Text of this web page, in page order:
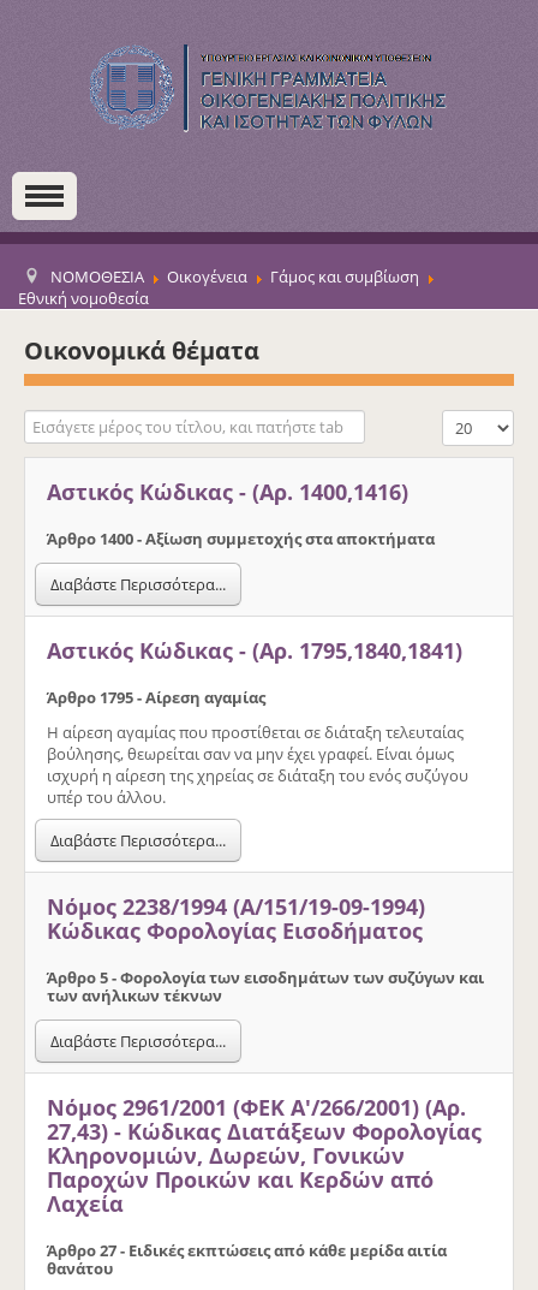
ΝΟΜΟΘΕΣΙΑ Οικογένεια
Γάμος και συμβίωση
Εθνική νομοθεσία
Οικονομικά θέματα
Εισάγετε μέρος του τίτλου, και πατήστε tab Εμφάνιση #
Αστικός Κώδικας - (Αρ. 1400,1416)
Άρθρο 1400 - Αξίωση συμμετοχής στα αποκτήματα
Διαβάστε Περισσότερα...
Αστικός Κώδικας - (Αρ. 1795,1840,1841)
Άρθρο 1795 - Αίρεση αγαμίας
Η αίρεση αγαμίας που προστίθεται σε διάταξη τελευταίας
βούλησης, θεωρείται σαν να μην έχει γραφεί. Είναι όμως
ισχυρή η αίρεση της χηρείας σε διάταξη του ενός συζύγου
υπέρ του άλλου.
Διαβάστε Περισσότερα...
Νόμος 2238/1994 (Α/151/19-09-1994)
Κώδικας Φορολογίας Εισοδήματος
Άρθρο 5 - Φορολογία των εισοδημάτων των συζύγων και
των ανήλικων τέκνων
Διαβάστε Περισσότερα...
Νόμος 2961/2001 (ΦΕΚ Α'/266/2001) (Αρ.
27,43) - Κώδικας Διατάξεων Φορολογίας
Κληρονομιών, Δωρεών, Γονικών
Παροχών Προικών και Κερδών από
Λαχεία
Άρθρο 27 - Ειδικές εκπτώσεις από κάθε μερίδα αιτία
θανάτου